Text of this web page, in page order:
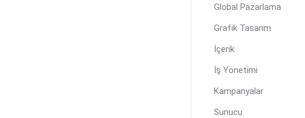
Global Pazarlama
Grafik Tasarım
İçerik
İş Yönetimi
Kampanyalar
Sunucu